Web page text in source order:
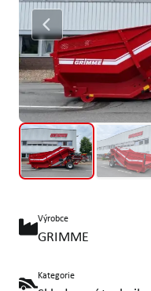
Výrobce
GRIMME
Kategorie